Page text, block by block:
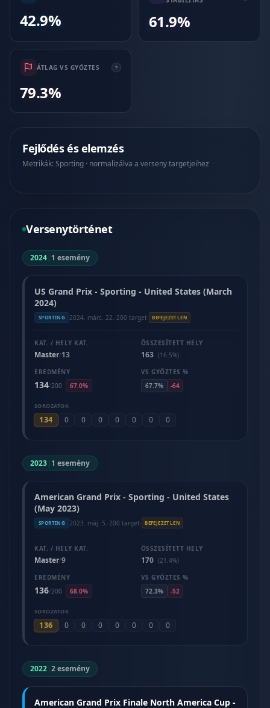
42.9% 61.9%
ÁTLAG VS GYŐZTES
79.3%
Fejlődés és elemzés
Metrikák: Sporting · normalizálva a verseny targetjeihez
Versenytörténet
2024| 1 esemény
US Grand Prix - Sporting - United States (March
2024)
SPORTING 2024. márc. 22. ·200 target· BEFEJEZETLEN
KAT. / HELY KAT.
Master/13
ÖSSZESÍTETT HELY
163 (16.5%)
EREDMÉNY
134/200 67.0%
VS GYŐZTES %
67.7%
-64
SOROZATOK
134 0 0 0 0 0 0 0
2023| 1 esemény
American Grand Prix - Sporting - United States
(May 2023)
SPORTING 2023. máj. 5. ·200 target· BEFEJEZETLEN
KAT. / HELY KAT.
Master/9
ÖSSZESÍTETT HELY
170 (21.4%)
EREDMÉNY
136/200 68.0%
VS GYŐZTES %
72.3%
-52
SOROZATOK
136 0 0 0 0 0 0 0
2022|2 esemény
American Grand Prix Finale North America Cup -